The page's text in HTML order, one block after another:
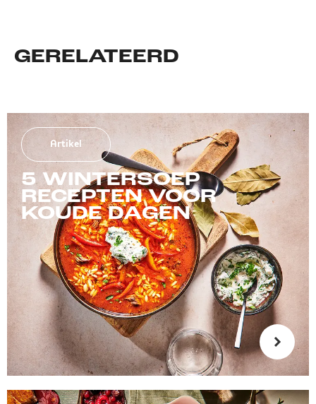
GERELATEERD
Artikel
5 WINTERSOEP
RECEPTEN VOOR
KOUDE DAGEN